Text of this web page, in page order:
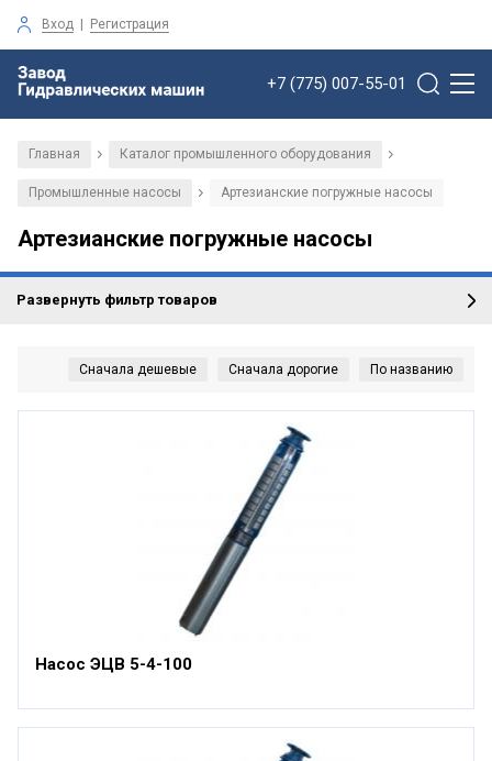
Вход | Регистрация
+7 (775) 007-55-01
Главная / Каталог промышленного оборудования /
Промышленные насосы / Артезианские погружные насосы
Артезианские погружные насосы
Развернуть фильтр товаров
Насос ЭЦВ 5-4-100